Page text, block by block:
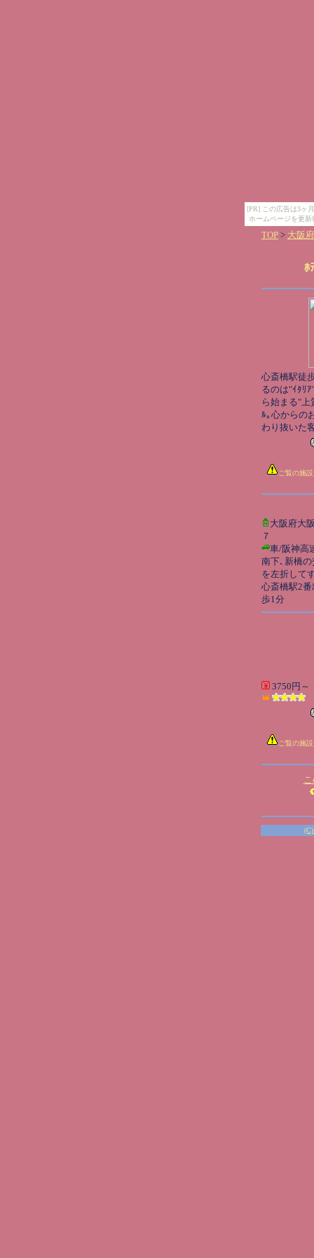
[PR] この広告は3ヶ
ホームページを更
TOP > 大阪府
ﾎ
心斎橋駅徒
るのは"ｲﾀﾘ
ら始まる"上
ﾙ｡心からの
わり抜いた
ご覧の施
大阪府大
７
車/阪神高
南下､新橋
を左折して
心斎橋駅2
歩1分
3750円～
ご覧の施